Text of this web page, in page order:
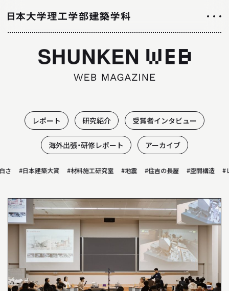
日大理工学部建築学科のすべて
INTRODUCTION
01 学科の特徴について
02カリキュラムについて
03授業や取り組み
教員について
05研究室について
レポート 研究紹介 受賞者インタビュー
海外出張・研修レポート アーカイブ
#日本建築大賞 #材料施工研究室 #地震 #住吉の長屋 #空間構造 #